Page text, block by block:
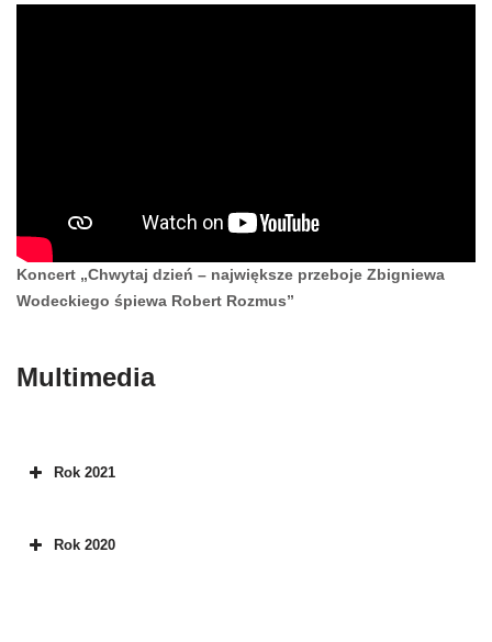
Koncert „Chwytaj dzień – największe przeboje Zbigniewa
Wodeckiego śpiewa Robert Rozmus”
Multimedia
Rok 2021
Rok 2020